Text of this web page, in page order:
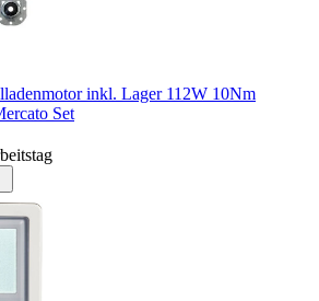
inkl. Lager 112W 10Nm
Set